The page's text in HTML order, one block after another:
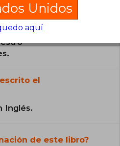
el
Inglés.
de este libro?
Unidos
aquí